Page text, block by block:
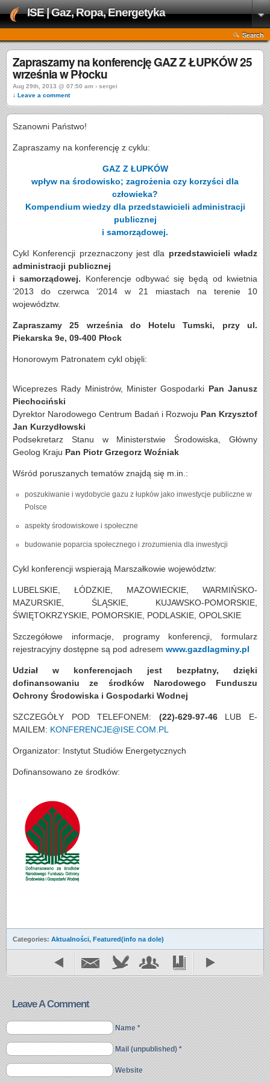
ISE | Gaz, Ropa, Energetyka
Search
Zapraszamy na konferencję GAZ Z ŁUPKÓW 25
września w Płocku
Aug 29th, 2013 @ 07:50 am › sergei
↓ Leave a comment
Szanowni Państwo!
Zapraszamy na konferencję z cyklu:
GAZ Z ŁUPKÓW
wpływ na środowisko; zagrożenia czy korzyści dla
człowieka?
Kompendium wiedzy dla przedstawicieli administracji
publicznej
i samorządowej.
Cykl Konferencji przeznaczony jest dla przedstawicieli władz
administracji publicznej
i samorządowej. Konferencje odbywać się będą od kwietnia
‘2013 do czerwca ‘2014 w 21 miastach na terenie 10
województw.
Zapraszamy 25 września do Hotelu Tumski, przy ul.
Piekarska 9e, 09-400 Płock
Honorowym Patronatem cykl objęli:
Wiceprezes Rady Ministrów, Minister Gospodarki Pan Janusz
Piechociński
Dyrektor Narodowego Centrum Badań i Rozwoju Pan Krzysztof
Jan Kurzydłowski
Podsekretarz Stanu w Ministerstwie Środowiska, Główny
Geolog Kraju Pan Piotr Grzegorz Woźniak
Wśród poruszanych tematów znajdą się m.in.:
poszukiwanie i wydobycie gazu z łupków jako inwestycje publiczne w
Polsce
aspekty środowiskowe i społeczne
budowanie poparcia społecznego i zrozumienia dla inwestycji
Cykl konferencji wspierają Marszałkowie województw:
LUBELSKIE, ŁÓDZKIE, MAZOWIECKIE, WARMIŃSKO-
MAZURSKIE, ŚLĄSKIE, KUJAWSKO-POMORSKIE,
ŚWIĘTOKRZYSKIE, POMORSKIE, PODLASKIE, OPOLSKIE
Szczegółowe informacje, programy konferencji, formularz
rejestracyjny dostępne są pod adresem www.gazdlagminy.pl
Udział w konferencjach jest bezpłatny, dzięki
dofinansowaniu ze środków Narodowego Funduszu
Ochrony Środowiska i Gospodarki Wodnej
SZCZEGÓŁY POD TELEFONEM: (22)-629-97-46 LUB E-
MAILEM: KONFERENCJE@ISE.COM.PL
Organizator: Instytut Studiów Energetycznych
Dofinansowano ze środków:
Categories: Aktualności, Featured(info na dole)
Leave A Comment
Name *
Mail (unpublished) *
Website